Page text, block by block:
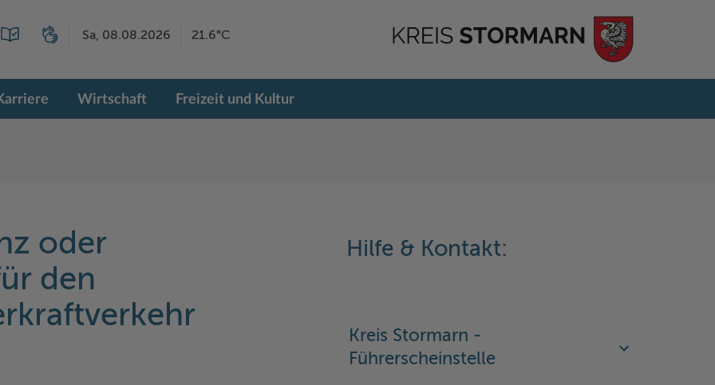
Sa, 08.08.2026 21.6°C
Wirtschaft Freizeit und Kultur
oder
den
Hilfe & Kontakt:
Kreis Stormarn -
Führerscheinstelle